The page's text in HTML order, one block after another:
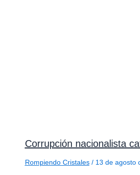
Corrupción nacionalista
Rompiendo Cristales/ 13 de agosto